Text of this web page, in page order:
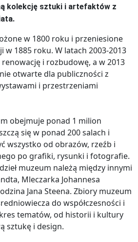
kolekcję sztuki i artefaktów z
w 1800 roku i przeniesione
w 1885 roku. W latach 2003-2013
i rozbudowę, a w 2013
otwarte dla publiczności z
i przestrzeniami
obejmuje ponad 1 milion
się w ponad 200 salach i
wszystko od obrazów, rzeźb i
po grafiki, rysunki i fotografie.
muzeum należą między innymi
Mleczarka Johannesa
Jana Steena. Zbiory muzeum
do współczesności i
tematów, od historii i kultury
sztukę i design.